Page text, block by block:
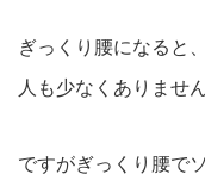
ぎっくり腰になると
人も少なくありませ
ですがぎっくり腰で